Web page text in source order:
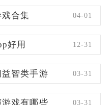
合集 04-01
好用 12-31
智类手游 03-31
戏有哪些 03-31